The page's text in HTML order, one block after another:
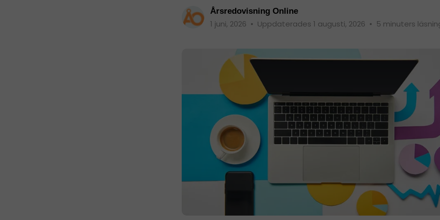
Årsredovisning Online
1 juni, 2026 • Uppdaterades 1 augusti, 2026 • 5 minuters